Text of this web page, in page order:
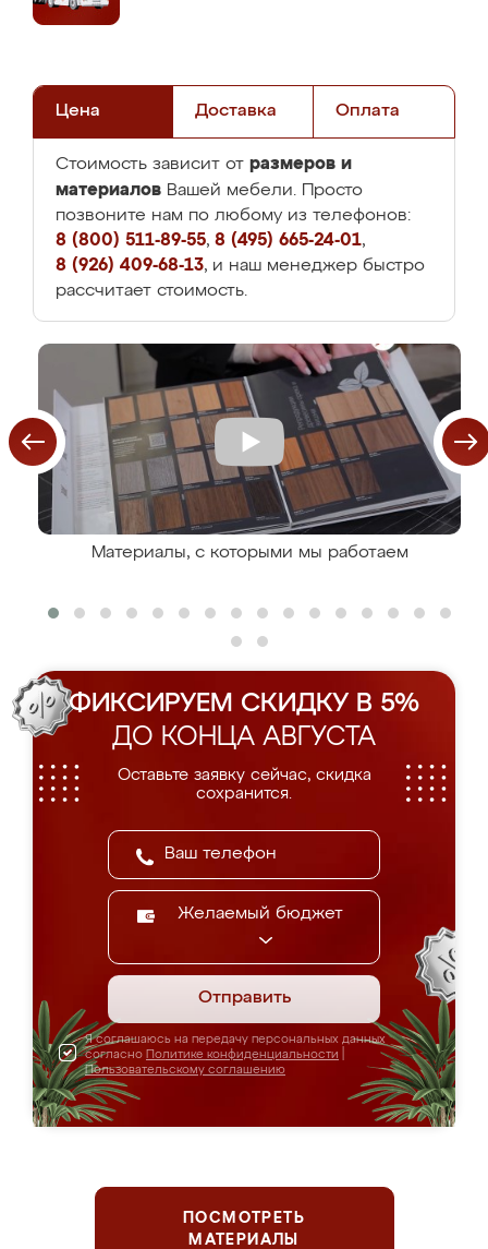
Цена Доставка Оплата
Стоимость зависит от размеров и
материалов Вашей мебели. Просто
позвоните нам по любому из телефонов:
8 (800) 511-89-55, 8 (495) 665-24-01,
8 (926) 409-68-13, и наш менеджер быстро
рассчитает стоимость.
Материалы, с которыми мы работаем
ФИКСИРУЕМ СКИДКУ В 5%
ДО КОНЦА АВГУСТА
Оставьте заявку сейчас, скидка
сохранится.
Желаемый бюджет
Отправить
Я соглашаюсь на передачу персональных данных
согласно Политике конфиденциальности
Пользовательскому соглашению
ПОСМОТРЕТЬ
МАТЕРИАЛЫ